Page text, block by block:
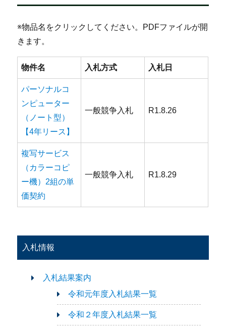
※物品名をクリックしてください。PDFファイルが開
きます。
物件名 入札方式 入札日
パーソナルコ
ンピューター
（ノート型）
【4年リース】
一般競争入札 R1.8.26
複写サービス
（カラーコピ
ー機）2組の単
価契約
一般競争入札 R1.8.29
入札情報
入札結果案内
令和元年度入札結果一覧
令和２年度入札結果一覧